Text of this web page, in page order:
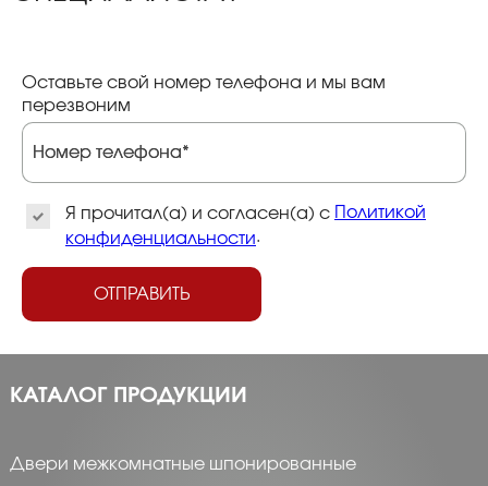
Оставьте свой номер телефона и мы вам
перезвоним
Номер телефона*
Номер телефона*
Я прочитал(а) и согласен(а) с
Политикой
конфиденциальности.
ОТПРАВИТЬ
КАТАЛОГ ПРОДУКЦИИ
Двери межкомнатные шпонированные